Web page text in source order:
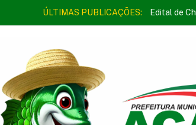
ÚLTIMAS PUBLICAÇÕES: Edital de